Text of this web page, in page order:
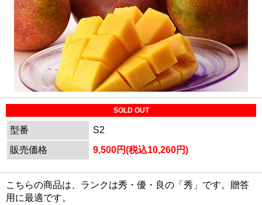
SOLD OUT
型番
S2
販売価格
9,500円(税込10,260円)
こちらの商品は、ランクは秀・優・良の「秀」です。贈答
用に最適です。